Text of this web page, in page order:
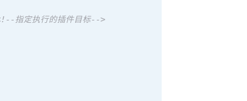
指定执行的插件目标-->